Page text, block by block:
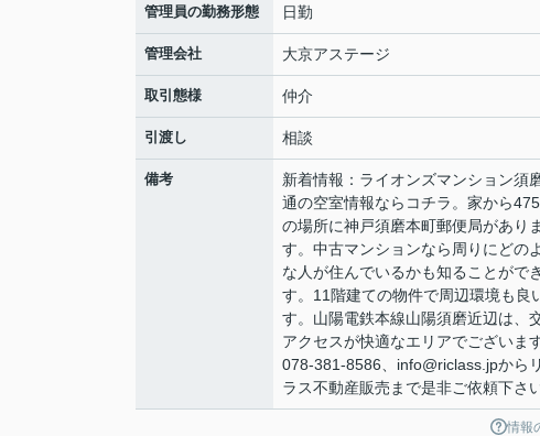
管理員の勤務形態 日勤
管理会社 大京アステージ
取引態様 仲介
引渡し 相談
備考
新着情報：ライオンズマンション須
通の空室情報ならコチラ。家から
の場所に神戸須磨本町郵便局があり
す。中古マンションなら周りにどの
な人が住んでいるかも知ることがで
す。11階建ての物件で周辺環境も良
す。山陽電鉄本線山陽須磨近辺は、
アクセスが快適なエリアでございま
078-381-8586、info@riclass.jpから
ラス不動産販売まで是非ご依頼下さ
情報